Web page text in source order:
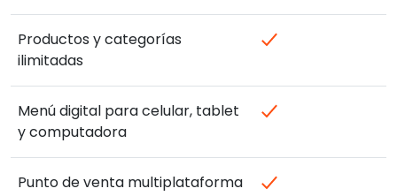
Productos y categorías
ilimitadas
Menú digital para celular, tablet
y computadora
Punto de venta multiplataforma